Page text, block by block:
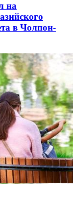
на
в Чолпон-